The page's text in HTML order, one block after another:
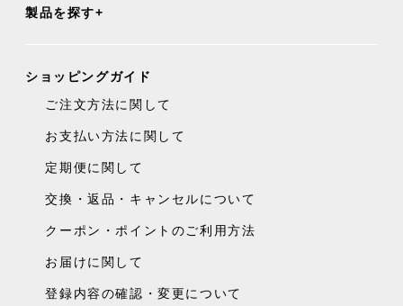
製品を探す
ショッピングガイド
ご注文方法に関して
お支払い方法に関して
定期便に関して
交換・返品・キャンセルについて
クーポン・ポイントのご利用方法
お届けに関して
登録内容の確認・変更について